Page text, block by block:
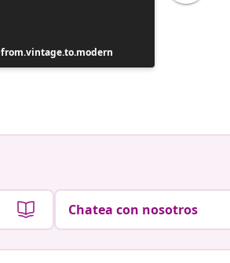
Publicación
realizada
from.vintage.to.modern
Chatea con nosotros